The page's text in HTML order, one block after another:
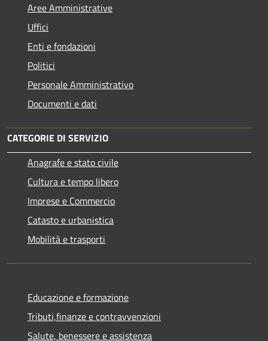
Aree Amministrative
Uffici
Enti e fondazioni
Politici
Personale Amministrativo
Documenti e dati
CATEGORIE DI SERVIZIO
Anagrafe e stato civile
Cultura e tempo libero
Imprese e Commercio
Catasto e urbanistica
Mobilità e trasporti
Educazione e formazione
Tributi,finanze e contravvenzioni
Salute, benessere e assistenza